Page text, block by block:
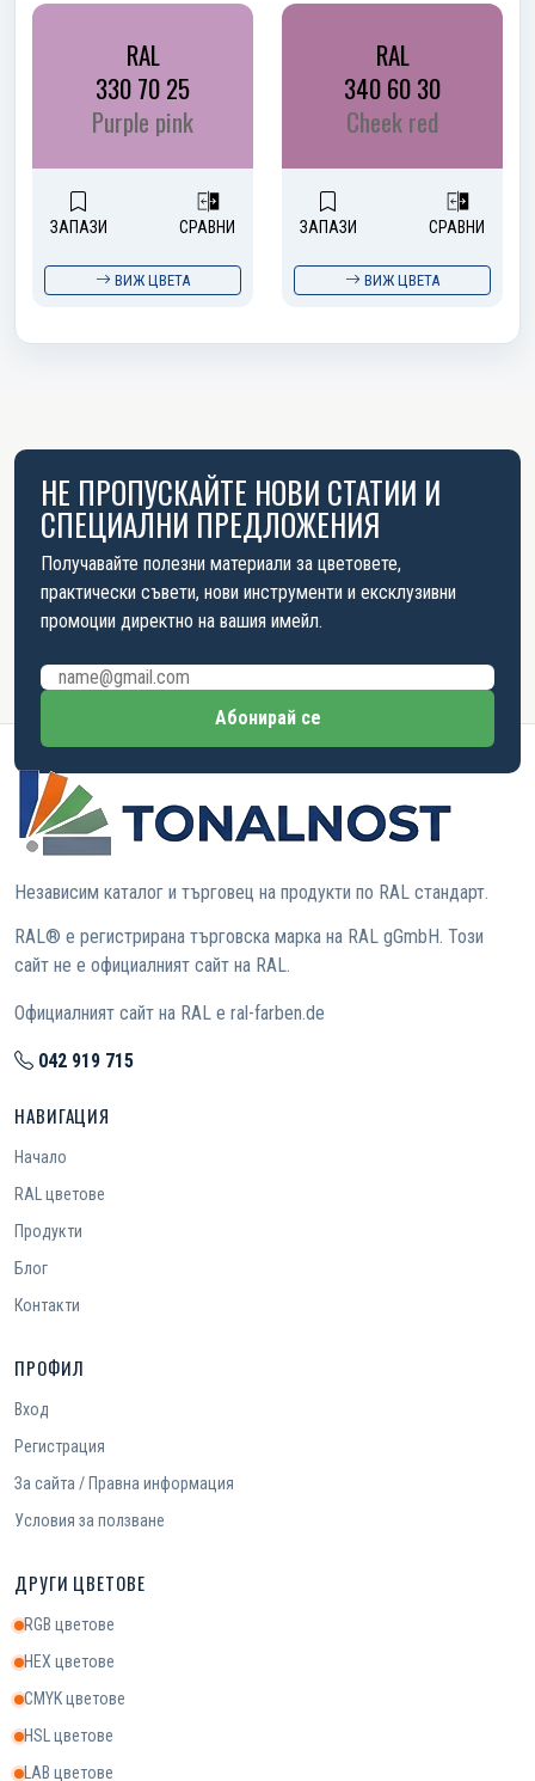
RAL
330 70 25
Purple pink
ЗАПАЗИ СРАВНИ
ВИЖ ЦВЕТА
RAL
340 60 30
Cheek red
ЗАПАЗИ СРАВНИ
ВИЖ ЦВЕТА
НЕ ПРОПУСКАЙТЕ НОВИ СТАТИИ И
СПЕЦИАЛНИ ПРЕДЛОЖЕНИЯ
Получавайте полезни материали за цветовете,
практически съвети, нови инструменти и ексклузивни
промоции директно на вашия имейл.
Имейл адрес
Абонирай се
Независим каталог и търговец на продукти по RAL стандарт.
RAL® е регистрирана търговска марка на RAL gGmbH. Този
сайт не е официалният сайт на RAL.
Официалният сайт на RAL е ral-farben.de
042 919 715
НАВИГАЦИЯ
Начало
RAL цветове
Продукти
Блог
Контакти
ПРОФИЛ
Вход
Регистрация
За сайта / Правна информация
Условия за ползване
ДРУГИ ЦВЕТОВЕ
RGB цветове
HEX цветове
CMYK цветове
HSL цветове
LAB цветове